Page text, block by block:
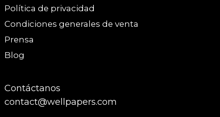
Política de privacidad
Condiciones generales de venta
Prensa
Blog
Contáctanos
contact@wellpapers.com